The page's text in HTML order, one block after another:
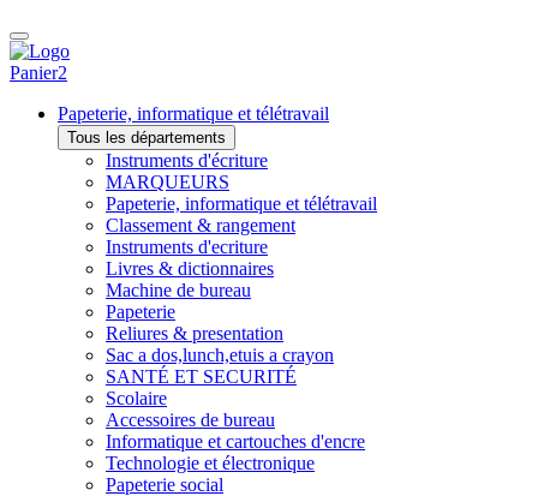
Panier2
Papeterie, informatique et télétravail
Tous les départements
Instruments d'écriture
MARQUEURS
Papeterie, informatique et télétravail
Classement & rangement
Instruments d'ecriture
Livres & dictionnaires
Machine de bureau
Papeterie
Reliures & presentation
Sac a dos,lunch,etuis a crayon
SANTÉ ET SECURITÉ
Scolaire
Accessoires de bureau
Informatique et cartouches d'encre
Technologie et électronique
Papeterie social